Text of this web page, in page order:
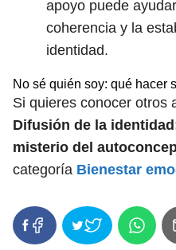
apoyo puede
coherencia y la
identidad.
No sé quién soy: qué hacer
Si quieres conocer otros
Difusión de la
misterio del
categoría Bienestar